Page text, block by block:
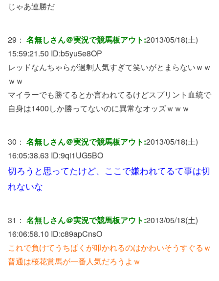
じゃあ連勝だ
29： 名無しさん＠実況で競馬板アウト:2013/05/18(土)
15:59:21.50 ID:b5yu5e8OP
レッドなんちゃらが過剰人気すぎて笑いがとまらないｗｗ
ｗｗ
マイラーでも勝てるとか言われてるけどスプリント血統で
自身は1400しか勝ってないのに異常なオッズｗｗｗ
30： 名無しさん＠実況で競馬板アウト:2013/05/18(土)
16:05:38.63 ID:9qi1UG5BO
切ろうと思ってたけど、ここで嫌われてるて事は切
れないな
31： 名無しさん＠実況で競馬板アウト:2013/05/18(土)
16:06:58.10 ID:c89apCnsO
これで負けてうちぱくが叩かれるのはかわいそうすぐるｗ
普通は桜花賞馬が一番人気だろうよｗ